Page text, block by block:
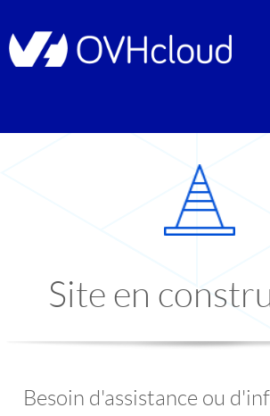
Site en
Besoin d'assistance ou